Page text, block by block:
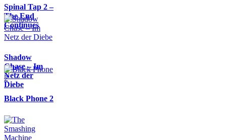
Spinal Tap 2 –
The End
Continues
Shadow
Chase – Im
Netz der
Diebe
Black Phone 2